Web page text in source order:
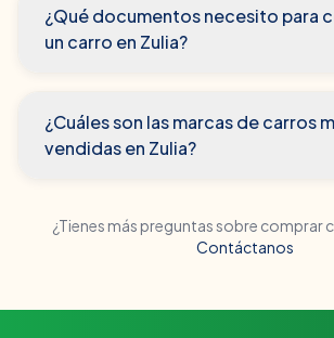
¿Qué documentos necesito para
un carro en Zulia?
¿Cuáles son las marcas de carros
vendidas en Zulia?
¿Tienes más preguntas sobre comprar
Contáctanos